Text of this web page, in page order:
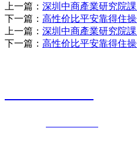
上一篇： 深圳中商產業研究院
下一篇： 高性价比平安靠得住
上一篇： 深圳中商產業研究院
下一篇： 高性价比平安靠得住